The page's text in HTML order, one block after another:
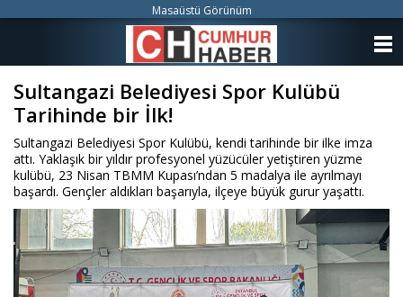
Sultangazi Belediyesi Spor Kulübü
Tarihinde bir İlk!
Sultangazi Belediyesi Spor Kulübü, kendi tarihinde bir ilke imza
attı. Yaklaşık bir yıldır profesyonel yüzücüler yetiştiren yüzme
kulübü, 23 Nisan TBMM Kupası’ndan 5 madalya ile ayrılmayı
başardı. Gençler aldıkları başarıyla, ilçeye büyük gurur yaşattı.
Masaüstü Görünüm
KATEGORİLER
ANKETLER
FOTO GALERİ
VİDEO GALERİ